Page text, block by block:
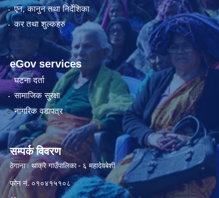
एन, कानुन तथा निर्देशिका
कर तथा शुल्कहरु
eGov services
घटना दर्ता
सामाजिक सुरक्षा
नागरिक वडापत्र
सम्पर्क विवरण
ठेगाना ः थाक्रे गाउँपालिका - ६ महादेवबेशी
फोन नं. ०१०४१५१०८